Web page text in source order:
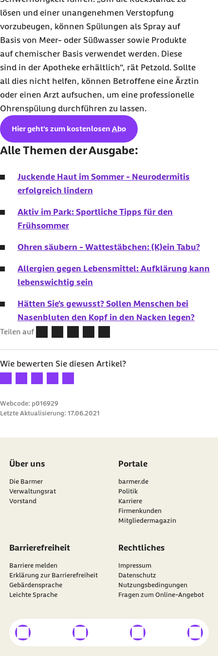
lösen und einer unangenehmen Verstopfung
vorzubeugen, können Spülungen als Spray auf
Basis von Meer- oder Süßwasser sowie Produkte
auf chemischer Basis verwendet werden. Diese
sind in der Apotheke erhältlich“, rät Petzold. Sollte
all dies nicht helfen, können Betroffene eine Ärztin
oder einen Arzt aufsuchen, um eine professionelle
Ohrenspülung durchführen zu lassen.
Hier geht's zum kostenlosen Abo
Alle Themen der Ausgabe:
Juckende Haut im Sommer - Neurodermitis
erfolgreich lindern
Aktiv im Park: Sportliche Tipps für den
Frühsommer
Ohren säubern - Wattestäbchen: (K)ein Tabu?
Allergien gegen Lebensmittel: Aufklärung kann
lebenswichtig sein
Hätten Sie's gewusst? Sollen Menschen bei
Nasenbluten den Kopf in den Nacken legen?
Teilen auf
Wie bewerten Sie diesen Artikel?
Ihre Bewertung: 1 Stern
Ihre Bewertung: 2 Sterne
Ihre Bewertung: 3 Sterne
Ihre Bewertung: 4 Sterne
Ihre Bewertung: 5 Sterne
Webcode: p016929
Letzte Aktualisierung: 17.06.2021
Über uns
Die Barmer
Verwaltungsrat
Vorstand
Portale
barmer.de
Politik
Karriere
Firmenkunden
Mitgliedermagazin
Barrierefreiheit
Barriere melden
Erklärung zur Barrierefreiheit
Gebärdensprache
Leichte Sprache
Rechtliches
Impressum
Datenschutz
Nutzungsbedingungen
Fragen zum Online-Angebot
Besuchen Sie dieBARMER auf
externer Link externer Link externer Link